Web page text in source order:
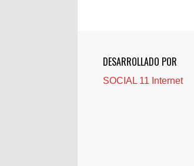
DESARROLLADO POR
SOCIAL 11 Internet